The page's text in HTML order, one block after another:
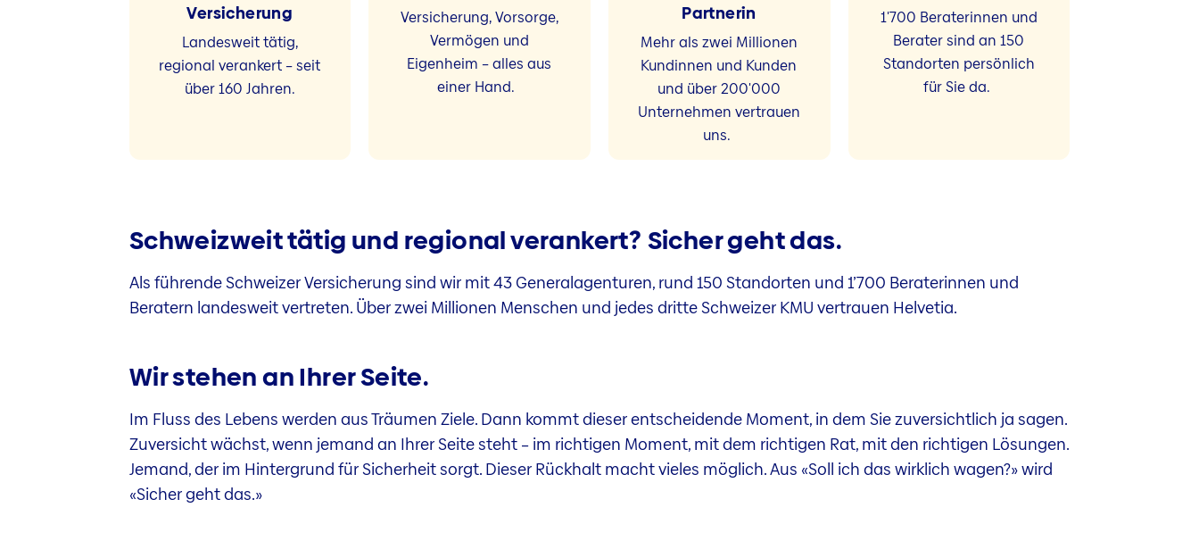
Versicherung
Landesweit tätig,
regional verankert – seit
über 160 Jahren.
Versicherung, Vorsorge,
Vermögen und
Eigenheim – alles aus
einer Hand.
Partnerin
Mehr als zwei Millionen
Kundinnen und Kunden
und über 200'000
Unternehmen vertrauen
uns.
1'700 Beraterinnen und
Berater sind an 150
Standorten persönlich
für Sie da.
Schweizweit tätig und regional verankert? Sicher geht das.
Als führende Schweizer Versicherung sind wir mit 43 Generalagenturen, rund 150 Standorten und 1’700 Beraterinnen und
Beratern landesweit vertreten. Über zwei Millionen Menschen und jedes dritte Schweizer KMU vertrauen Helvetia.
Wir stehen an Ihrer Seite.
Im Fluss des Lebens werden aus Träumen Ziele. Dann kommt dieser entscheidende Moment, in dem Sie zuversichtlich ja sagen.
Zuversicht wächst, wenn jemand an Ihrer Seite steht – im richtigen Moment, mit dem richtigen Rat, mit den richtigen Lösungen.
Jemand, der im Hintergrund für Sicherheit sorgt. Dieser Rückhalt macht vieles möglich. Aus «Soll ich das wirklich wagen?» wird
«Sicher geht das.»